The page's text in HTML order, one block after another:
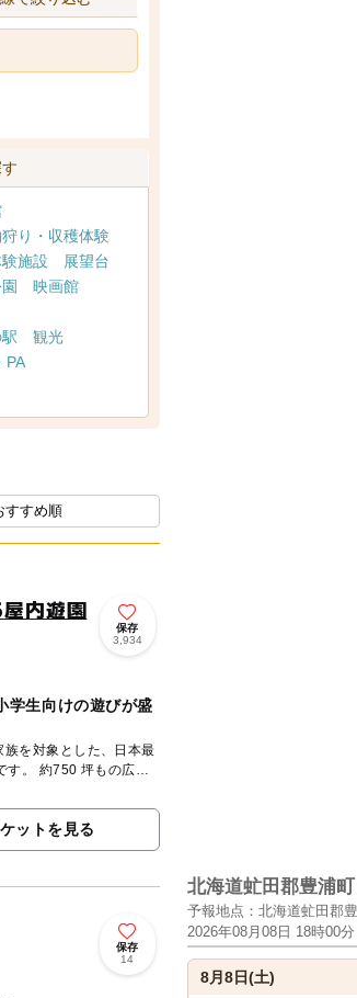
り・収穫体験
施設
展望台
映画館
観光
PA
内遊園
保存
3,934
学生向けの遊びが盛
を対象とした、日本最
す。 約750 坪もの広い
ットを見る
保存
14
北海道虻田郡豊浦町
予報地点：北海道虻田郡
2026年08月08日 18時00分
8月8日(土)